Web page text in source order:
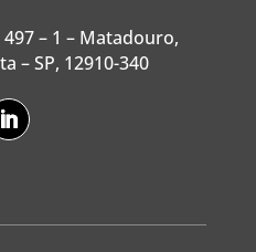
– 1 – Matadouro,
– SP, 12910-340